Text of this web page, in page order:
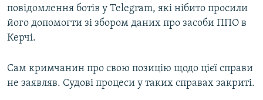
повідомлення ботів у Telegram, які нібито просили
його допомогти зі збором даних про засоби ППО в
Керчі.
Сам кримчанин про свою позицію щодо цієї справи
не заявляв. Судові процеси у таких справах закриті.